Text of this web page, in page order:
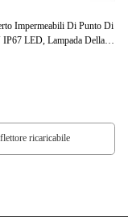
Impermeabili Di Punto Di
LED, Lampada Della
ricaricabile